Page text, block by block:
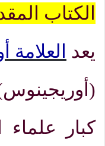
الكتاب
يعد
(
كبار